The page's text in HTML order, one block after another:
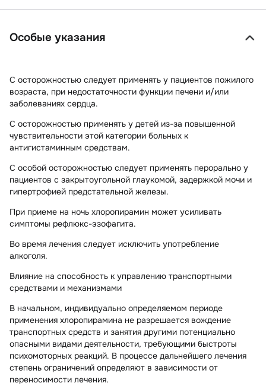
Особые указания
С осторожностью следует применять у пациентов пожилого
возраста, при недостаточности функции печени и/или
заболеваниях сердца.
С осторожностью применять у детей из-за повышенной
чувствительности этой категории больных к
антигистаминным средствам.
С особой осторожностью следует применять перорально у
пациентов с закрытоугольной глаукомой, задержкой мочи и
гипертрофией предстательной железы.
При приеме на ночь хлоропирамин может усиливать
симптомы рефлюкс-эзофагита.
Во время лечения следует исключить употребление
алкоголя.
Влияние на способность к управлению транспортными
средствами и механизмами
В начальном, индивидуально определяемом периоде
применения хлоропирамина не разрешается вождение
транспортных средств и занятия другими потенциально
опасными видами деятельности, требующими быстроты
психомоторных реакций. В процессе дальнейшего лечения
степень ограничений определяют в зависимости от
переносимости лечения.